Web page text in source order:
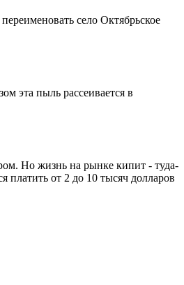
село Октябрьское
эта пыль рассеивается в
Но жизнь на рынке кипит - туда-
платить от 2 до 10 тысяч долларов